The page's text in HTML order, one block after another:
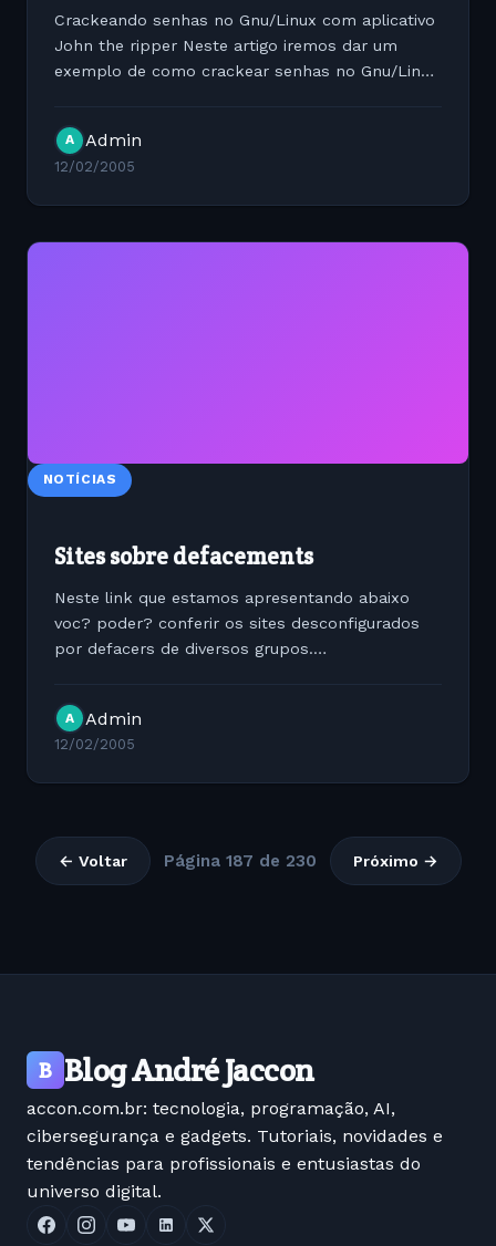
Crackeando senhas no Gnu/Linux com aplicativo
John the ripper Neste artigo iremos dar um
exemplo de como crackear senhas no Gnu/Linux
do uso desta ferramenta....
A Admin
12/02/2005
NOTÍCIAS
Sites sobre defacements
Neste link que estamos apresentando abaixo
voc? poder? conferir os sites desconfigurados
por defacers de diversos grupos.
A Admin
12/02/2005
← Voltar Página 187 de 230 Próximo →
B Blog André Jaccon
accon.com.br: tecnologia, programação, AI,
cibersegurança e gadgets. Tutoriais, novidades e
tendências para profissionais e entusiastas do
universo digital.